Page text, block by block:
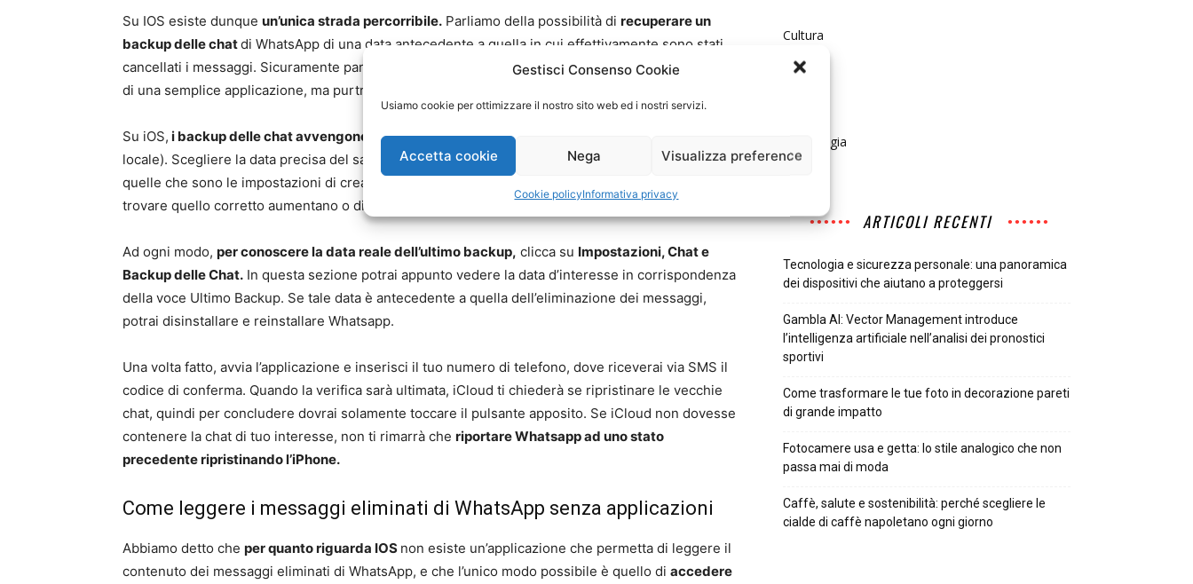
Gestisci Consenso Cookie
Usiamo cookie per ottimizzare il nostro sito web ed i nostri servizi.
Accetta cookie Nega Visualizza preference
Cookie policyInformativa privacy
Su IOS esiste dunque un’unica strada percorribile. Parliamo della possibilità di recuperare un
backup delle chatdi WhatsApp di una data antecedente a quella in cui effettivamente sono stati
cancellati i messaggi. Sicuramente parliamo di un metodo meno intuitivo rispetto all’installazione
di una semplice applicazione, ma purtroppo non esiste un altro modo.
Su iOS, i backup delle chat avvengono solamente su iCloud(su Android anche sulla memoria
locale). Scegliere la data precisa del salvataggio da ripristinare è impossibile, quindi a seconda di
quelle che sono le impostazioni di creazione (giornaliera, settimanale o mensile), le probabilità di
trovare quello corretto aumentano o diminuiscono.
Ad ogni modo, per conoscere la data reale dell’ultimo backup, clicca su Impostazioni, Chat e
Backup delle Chat. In questa sezione potrai appunto vedere la data d’interesse in corrispondenza
della voce Ultimo Backup. Se tale data è antecedente a quella dell’eliminazione dei messaggi,
potrai disinstallare e reinstallare Whatsapp.
Una volta fatto, avvia l’applicazione e inserisci il tuo numero di telefono, dove riceverai via SMS il
codice di conferma. Quando la verifica sarà ultimata, iCloud ti chiederà se ripristinare le vecchie
chat, quindi per concludere dovrai solamente toccare il pulsante apposito. Se iCloud non dovesse
contenere la chat di tuo interesse, non ti rimarrà che riportare Whatsapp ad uno stato
precedente ripristinando l’iPhone.
Come leggere i messaggi eliminati di WhatsApp senza applicazioni
Abbiamo detto che per quanto riguarda IOS non esiste un’applicazione che permetta di leggere il
contenuto dei messaggi eliminati di WhatsApp, e che l’unico modo possibile è quello di accedere
Cultura
Media
Tecnologia
ARTICOLI RECENTI
Tecnologia e sicurezza personale: una panoramica
dei dispositivi che aiutano a proteggersi
Gambla AI: Vector Management introduce
l’intelligenza artificiale nell’analisi dei pronostici
sportivi
Come trasformare le tue foto in decorazione pareti
di grande impatto
Fotocamere usa e getta: lo stile analogico che non
passa mai di moda
Caffè, salute e sostenibilità: perché scegliere le
cialde di caffè napoletano ogni giorno